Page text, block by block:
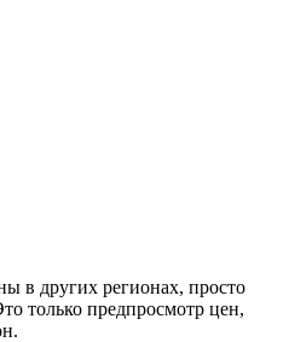
в других регионах, просто
только предпросмотр цен,